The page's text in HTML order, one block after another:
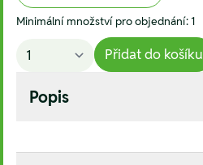
Minimální množství pro objednání: 1
Přidat do košíku
Popis